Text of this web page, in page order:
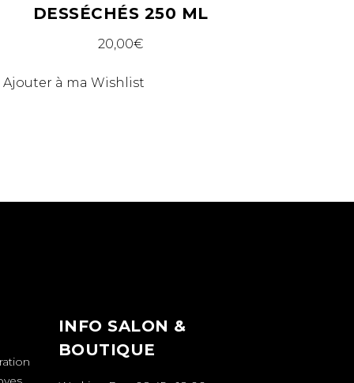
DESSÉCHÉS 250 ML
20,00€
Ajouter à ma Wishlist
INFO SALON &
BOUTIQUE